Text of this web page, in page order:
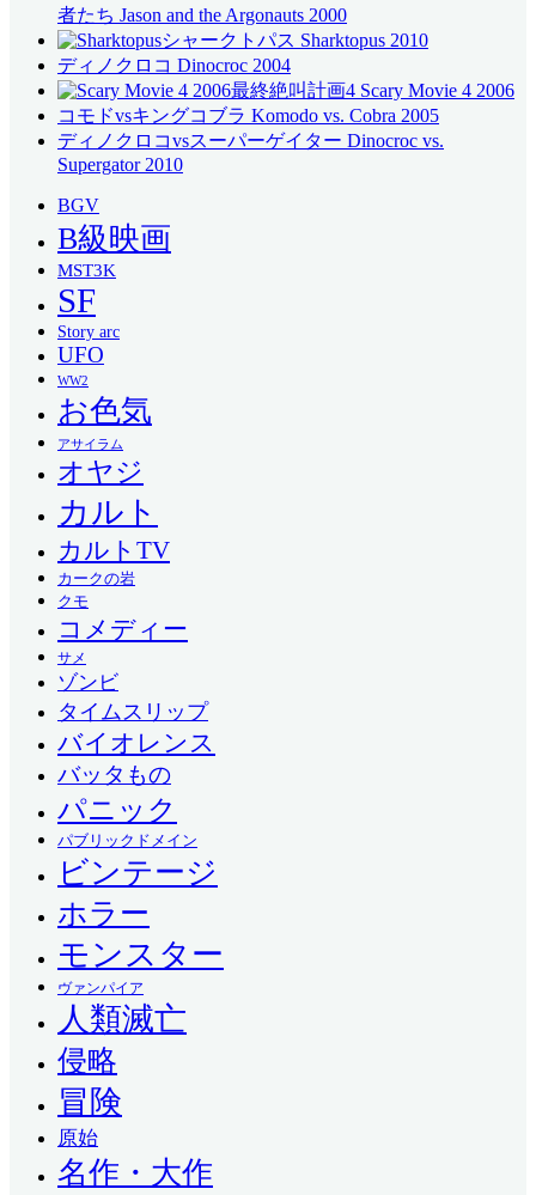
者たち Jason and the Argonauts 2000
シャークトパス Sharktopus 2010
ディノクロコ Dinocroc 2004
最終絶叫計画4 Scary Movie 4 2006
コモドvsキングコブラ Komodo vs. Cobra 2005
ディノクロコvsスーパーゲイター Dinocroc vs.
Supergator 2010
BGV
B級映画
MST3K
SF
Story arc
UFO
WW2
お色気
アサイラム
オヤジ
カルト
カルトTV
カークの岩
クモ
コメディー
サメ
ゾンビ
タイムスリップ
バイオレンス
バッタもの
パニック
パブリックドメイン
ビンテージ
ホラー
モンスター
ヴァンパイア
人類滅亡
侵略
冒険
原始
名作・大作